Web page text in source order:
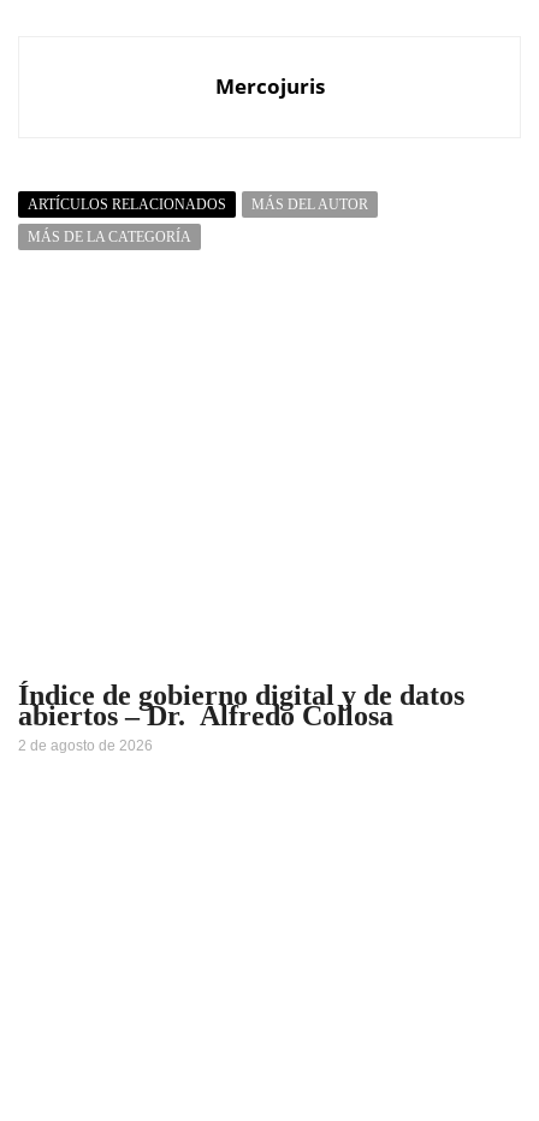
Mercojuris
ARTÍCULOS RELACIONADOS
MÁS DEL AUTOR
MÁS DE LA CATEGORÍA
Índice de gobierno digital y de datos
abiertos – Dr. Alfredo Collosa
2 de agosto de 2026